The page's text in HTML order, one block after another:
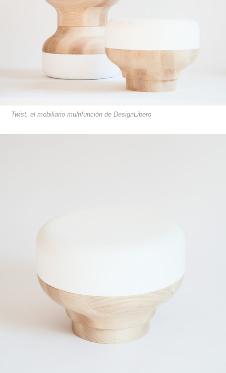
Twist, el mobiliario multifunción de DesignLibero